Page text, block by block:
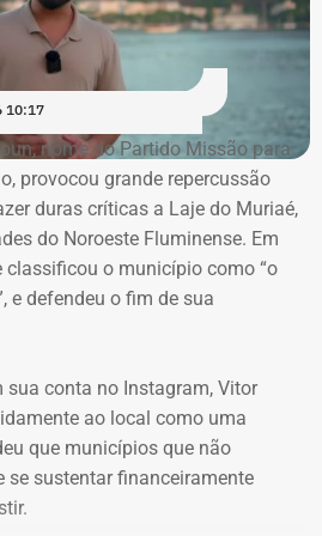
encontradas pelas
do advogado. A alegação aponta
do aparelho sem o
da OAB e dos
a alegação de que teria havido
das provas. Segundo o
indícios ou evidências
essa possibilidade. Ele
de que o sigilo das
de Alessandro Carracena, na
da defesa de Carracena, o
negar pedidos de outros
Anomalia. O ministro defendeu
do policial militar Flávio
10:17
nome do Partido Missão para
provocou grande repercussão
duras críticas a Laje do Muriaé,
do Noroeste Fluminense. Em
classificou o município como “o
e defendeu o fim de sua
sua conta no Instagram, Vitor
ao local como uma
que municípios que não
se sustentar financeiramente